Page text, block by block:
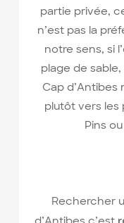
partie privée,
n’est pas la
notre sens, si
plage de
Cap d’Antibes
plutôt vers les
Pins
Rechercher